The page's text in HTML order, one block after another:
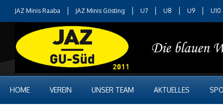
JAZ Minis Raaba JAZ Minis Gösting U7 U8 U9 U10
HOME VEREIN UNSER TEAM AKTUELLES